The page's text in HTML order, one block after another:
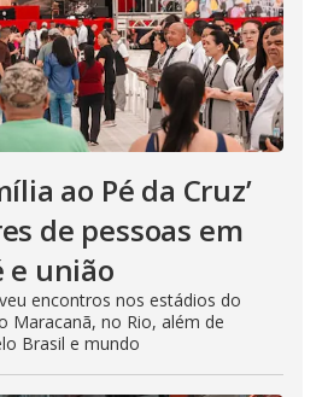
ao Pé da Cruz’
de pessoas em
e união
encontros nos estádios do
Maracanã, no Rio, além de
Brasil e mundo